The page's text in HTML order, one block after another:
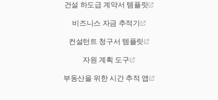
건설 하도급 계약서 템플릿
비즈니스 자금 추적기
컨설턴트 청구서 템플릿
자원 계획 도구
부동산을 위한 시간 추적 앱